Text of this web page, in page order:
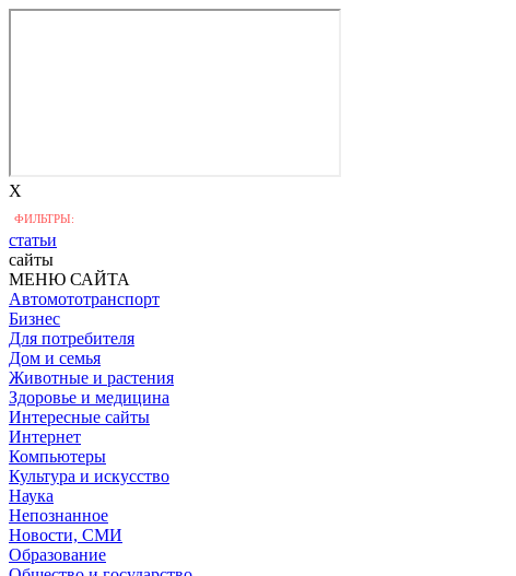
X
ФИЛЬТРЫ:
статьи
сайты
МЕНЮ САЙТА
Автомототранспорт
Бизнес
Для потребителя
Дом и семья
Животные и растения
Здоровье и медицина
Интересные сайты
Интернет
Компьютеры
Культура и искусство
Наука
Непознанное
Новости, СМИ
Образование